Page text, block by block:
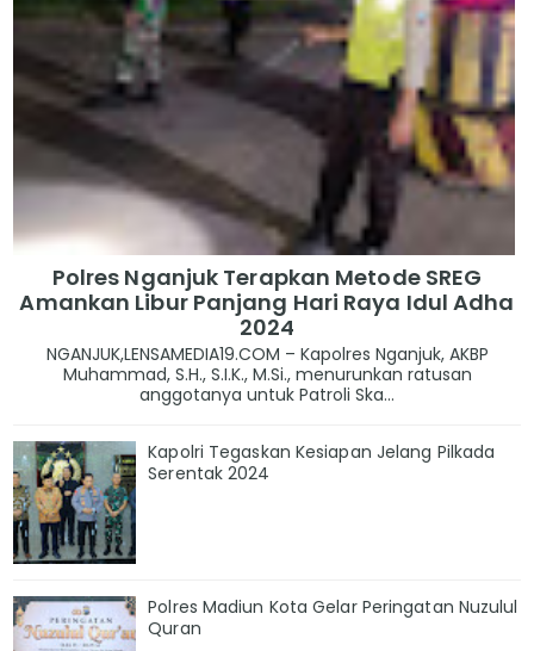
Polres Nganjuk Terapkan Metode SREG
Amankan Libur Panjang Hari Raya Idul Adha
2024
NGANJUK,LENSAMEDIA19.COM – Kapolres Nganjuk, AKBP
Muhammad, S.H., S.I.K., M.Si., menurunkan ratusan
anggotanya untuk Patroli Ska...
Kapolri Tegaskan Kesiapan Jelang Pilkada
Serentak 2024
Polres Madiun Kota Gelar Peringatan Nuzulul
Quran